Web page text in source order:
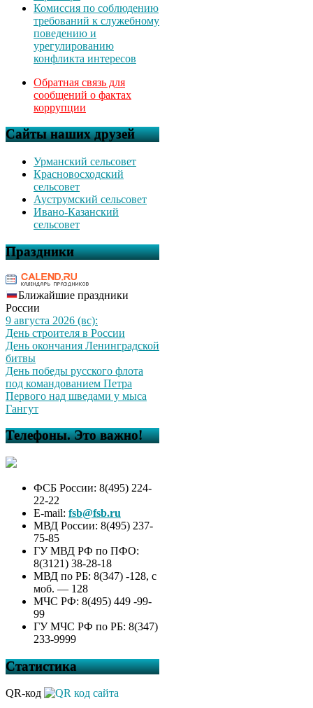
Комиссия по соблюдению
требований к служебному
поведению и
урегулированию
конфликта интересов
Обратная связь для
сообщений о фактах
коррупции
Сайты наших друзей
Урманский сельсовет
Красновосходский
сельсовет
Ауструмский сельсовет
Ивано-Казанский
сельсовет
Праздники
Ближайшие праздники
России
9 августа 2026 (вс):
День строителя в России
День окончания Ленинградской
битвы
День победы русского флота
под командованием Петра
Первого над шведами у мыса
Гангут
Телефоны. Это важно!
ФСБ России: 8(495) 224-
22-22
E-mail: fsb@fsb.ru
МВД России: 8(495) 237-
75-85
ГУ МВД РФ по ПФО:
8(3121) 38-28-18
МВД по РБ: 8(347) -128, с
моб. — 128
МЧС РФ: 8(495) 449 -99-
99
ГУ МЧС РФ по РБ: 8(347)
233-9999
Статистика
QR-код